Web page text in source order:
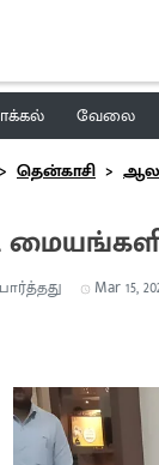
வேலை
தென்காசி
பார்த்தது Mar 15,